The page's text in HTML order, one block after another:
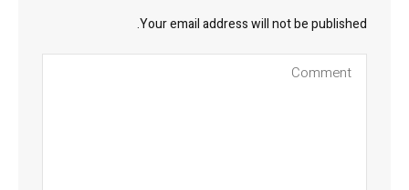
Your email address will not be published.